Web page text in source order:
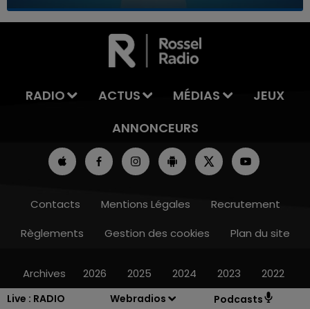
Live : RADIO
Webradios Podcasts
LA TEAM DE L'ÉTÉ
RADIO ACTUS MÉDIAS
JEUX
ANNONCEURS
Contacts Mentions Légales
Recrutement
Règlements
Gestion des cookies Plan du site
Archives 2026 2025 2024 2023 2022